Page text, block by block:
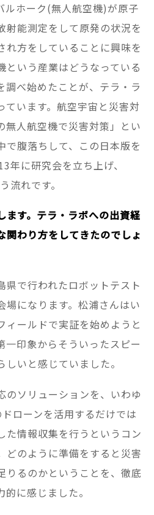
ルホーク(無人航空機)が原子
射能測定をして原発の状況を
れ方をしていることに興味を
という産業はどうなっている
調べ始めたことが、テラ・ラ
ています。航空宇宙と災害対
無人航空機で災害対策」とい
で腹落ちして、この日本版を
年に研究会を立ち上げ、
流れです。
ます。テラ・ラボへの出資経
関わり方をしてきたのでしょ
県で行われたロボットテスト
場になります。松浦さんはい
ィールドで実証を始めようと
一印象からそういったスピー
いと感じていました。
のソリューションを、いわゆ
ローンを活用するだけでは
た情報収集を行うというコン
どのように準備をすると災害
りるのかということを、徹底
に感じました。